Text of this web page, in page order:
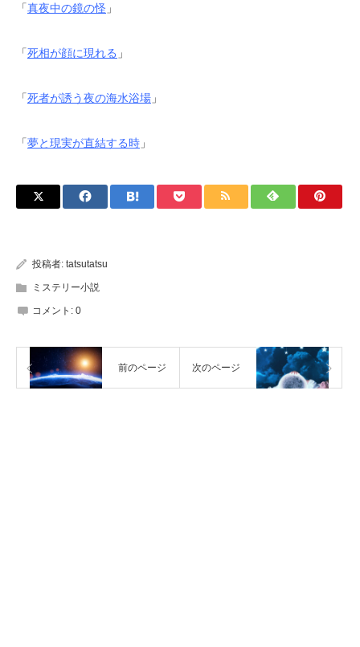
「真夜中の鏡の怪 」
「死相が顔に現れる 」
「死者が誘う夜の海水浴場 」
「夢と現実が直結する時 」
投稿者: tatsutatsu
ミステリー小説
コメント: 0
前のページ 次のページ